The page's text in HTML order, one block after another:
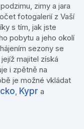
zimy a jara
fotogalerií z Vaší
s tím, jak jste
pobytu a jeho okolí
sezony se
majitel získá
i zpětně na
je možné vkládat
, Kypr a